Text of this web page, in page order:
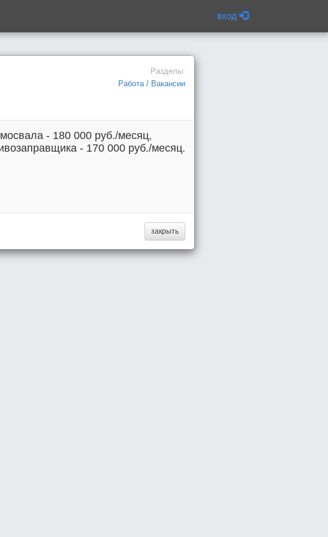
вход
Разделы:
Работа / Вакансии
- 180 000 руб./месяц,
- 170 000 руб./месяц.
закрыть